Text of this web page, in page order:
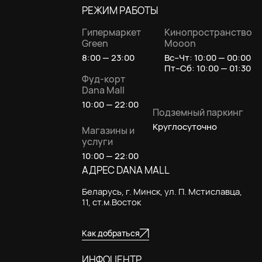
РЕЖИМ РАБОТЫ
Гипермаркет
Green
8:00 — 23:00
Фуд-корт
Dana Mall
10:00 — 22:00
Магазины и
услуги
10:00 — 22:00
Подземный паркинг
Круглосуточно
Кинопространство
Mooon
Вс–Чт: 10:00 — 00:00
Пт–Сб: 10:00 — 01:30
АДРЕС DANA MALL
Беларусь, г. Минск, ул. П. Мстиславца,
11, ст.м.Восток
Как добраться